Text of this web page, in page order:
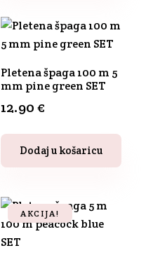
Pletena špaga 100 m 5
mm pine green SET
12.90€
Dodaj u košaricu
AKCIJA!